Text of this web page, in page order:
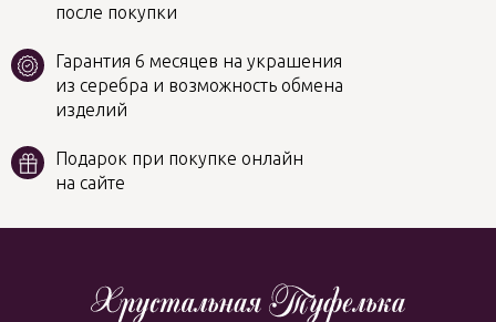
после покупки
Гарантия 6 месяцев на украшения
из серебра и возможность обмена
изделий
Подарок при покупке онлайн
на сайте